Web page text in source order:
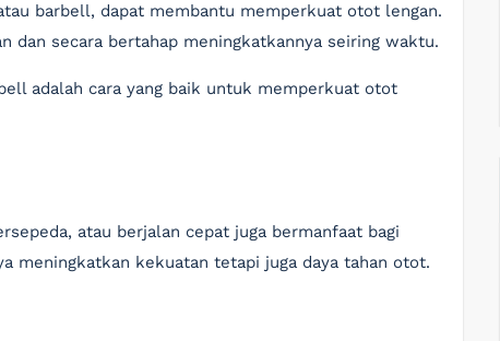
barbell, dapat membantu memperkuat otot lengan.
dan secara bertahap meningkatkannya seiring waktu.
adalah cara yang baik untuk memperkuat otot
atau berjalan cepat juga bermanfaat bagi
meningkatkan kekuatan tetapi juga daya tahan otot.